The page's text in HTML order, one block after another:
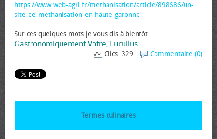
https://www.web-agri.fr/methanisation/article/898686/un-
site-de-methanisation-en-haute-garonne
Sur ces quelques mots je vous dis à bientôt
Gastronomiquement Votre, Lucullus
Commentaire (0)
Clics: 329
Termes culinaires